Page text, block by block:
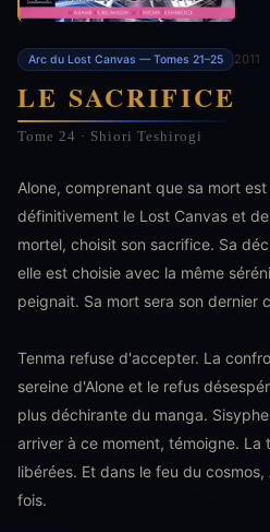
Arc du Lost Canvas — Tomes 21–25 2011
LE SACRIFICE
Tome 24 · Shiori Teshirogi
Alone, comprenant que sa mort
définitivement le Lost Canvas et
mortel, choisit son sacrifice. Sa
elle est choisie avec la même
peignait. Sa mort sera son
Tenma refuse d'accepter. La
sereine d'Alone et le refus
plus déchirante du manga.
arriver à ce moment, témoigne. La
libérées. Et dans le feu du
fois.